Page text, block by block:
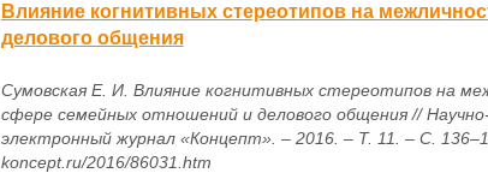
Влияние когнитивных стереотипов на
делового общения
Сумовская Е. И. Влияние когнитивных стереотипов на
сфере семейных отношений и делового общения //
электронный журнал «Концепт». – 2016. – Т. 11. – С.
koncept.ru/2016/86031.htm